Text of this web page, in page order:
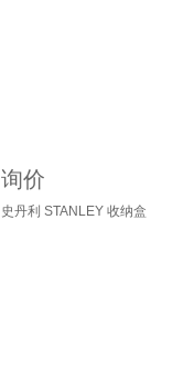
询价
史丹利 STANLEY 收纳盒